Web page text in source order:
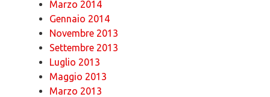
Marzo 2014
Gennaio 2014
Novembre 2013
Settembre 2013
Luglio 2013
Maggio 2013
Marzo 2013